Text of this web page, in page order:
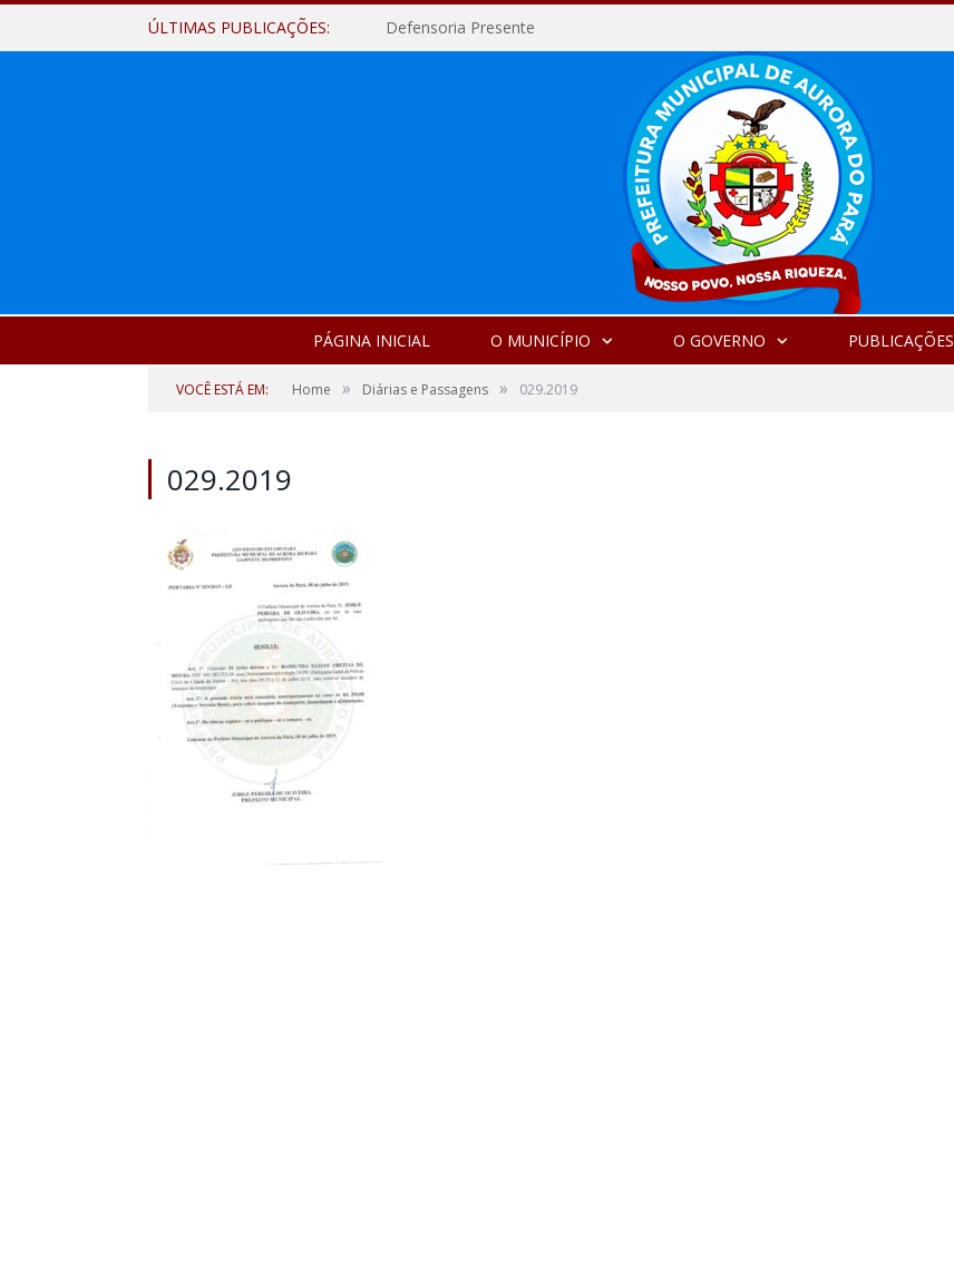
ÚLTIMAS PUBLICAÇÕES: Defensoria Presente
PÁGINA INICIAL O MUNICÍPIO O GOVERNO PUBLICAÇÕES
VOCÊ ESTÁ EM: Home » Diárias e Passagens » 029.2019
029.2019